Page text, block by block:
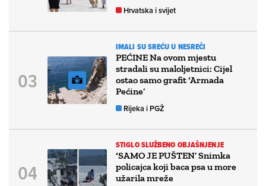
Hrvatska i svijet
IMALI SU SREĆU U NESREČI
PEĆINE Na ovom mjestu
stradali su maloljetnici: Cijel
ostao samo grafit ‘Armada
Pećine’
Rijeka i PGŽ
STIGLO SLUŽBENO OBJAŠNJENJE
‘SAMO JE PUŠTEN’ Snimka
policajca koji baca psa u more
užarila mreže